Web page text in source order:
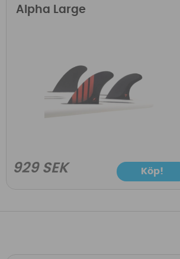
Alpha Large
929 SEK Köp!